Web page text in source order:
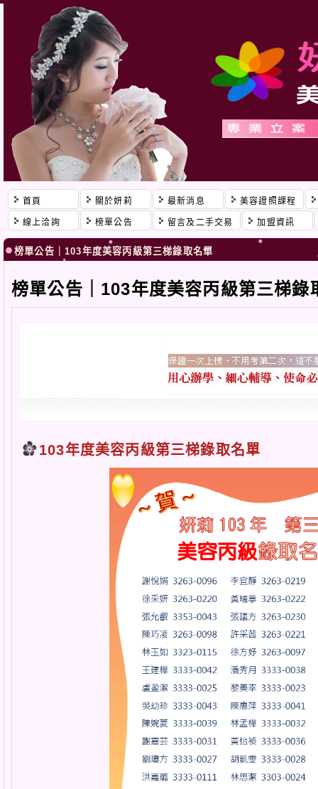
首頁 關於妍莉 最新消息 美容證照課程
線上洽詢 榜單公告 留言及二手交易 加盟資訊
榜單公告｜103年度美容丙級第三梯錄取名單
榜單公告｜103年度美容丙級第三梯錄
103年度美容丙級第三梯錄取名單